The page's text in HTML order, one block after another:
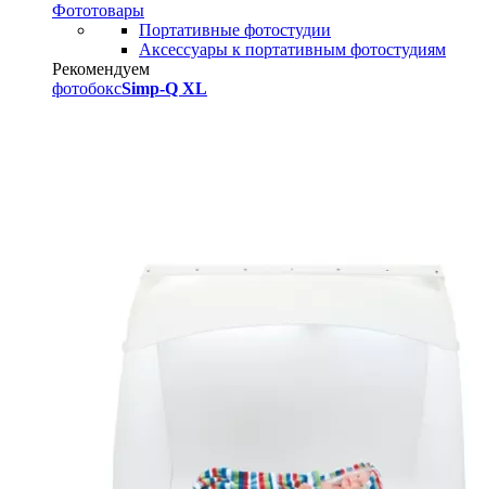
Фототовары
Портативные фотостудии
Аксессуары к портативным фотостудиям
Рекомендуем
фотобоксSimp-Q XL